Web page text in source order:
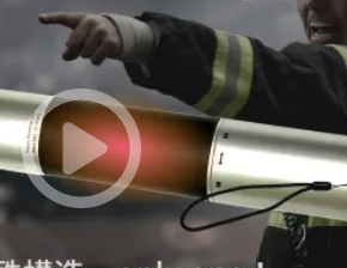
書籍・雑誌出版
チャレンジ
CAMPFIRE for